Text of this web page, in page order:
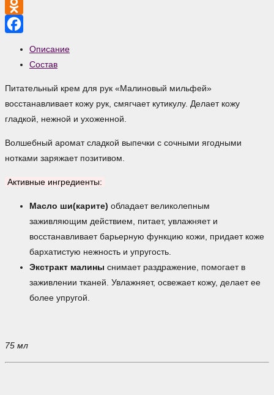
VK
Odnoklassniki
Описание
Состав
Питательный крем для рук «Малиновый мильфей»
восстанавливает кожу рук, смягчает кутикулу. Делает кожу
гладкой, нежной и ухоженной.
Волшебный аромат сладкой выпечки с сочными ягодными
нотками заряжает позитивом.
Активные ингредиенты:
Масло ши(карите) обладает великолепным
заживляющим действием, питает, увлажняет и
восстанавливает барьерную функцию кожи, придает коже
бархатистую нежность и упругость.
Экстракт малины снимает раздражение, помогает в
заживлении тканей. Увлажняет, освежает кожу, делает ее
более упругой.
75 мл